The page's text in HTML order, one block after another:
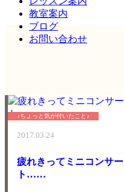
教室案内
ブログ
お問い合わせ
♪ちょっと気が付いたこと♪
2017.03.24
疲れきってミニコンサー
ト……